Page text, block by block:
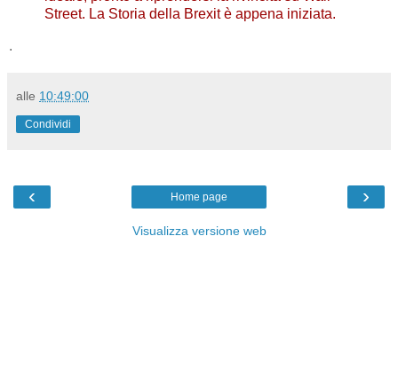
Street. La Storia della Brexit è appena iniziata.
.
alle 10:49:00
Condividi
‹ ›
Home page
Visualizza versione web